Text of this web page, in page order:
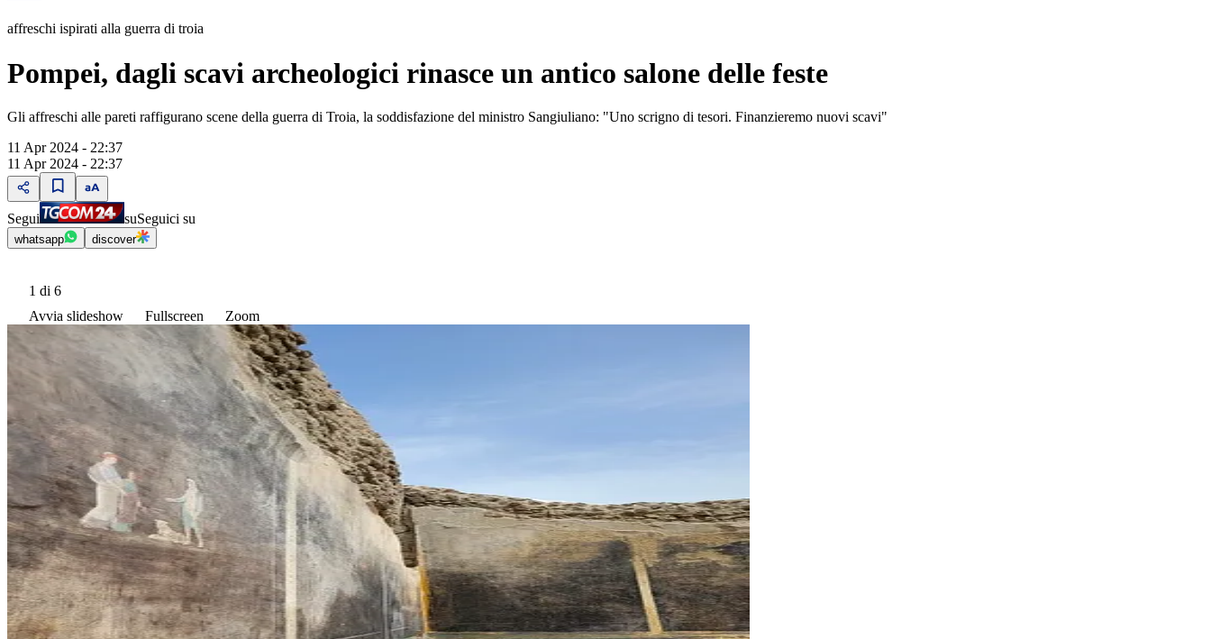
affreschi ispirati alla guerra di troia
Pompei, dagli scavi archeologici rinasce un antico salone delle feste
Gli affreschi alle pareti raffigurano scene della guerra di Troia, la soddisfazione del ministro Sangiuliano: "Uno scrigno di tesori. Finanzieremo nuovi scavi"
11 Apr 2024 - 22:37
11 Apr 2024 - 22:37
Segui suSeguici su
whatsapp discover
1 di 6
Avvia slideshow
Fullscreen Zoom